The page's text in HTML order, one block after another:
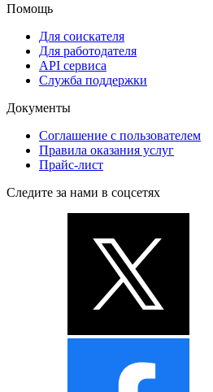
Помощь
Для соискателя
Для работодателя
API сервиса
Служба поддержки
Документы
Соглашение с пользователем
Правила оказания услуг
Прайс-лист
Следите за нами в соцсетях